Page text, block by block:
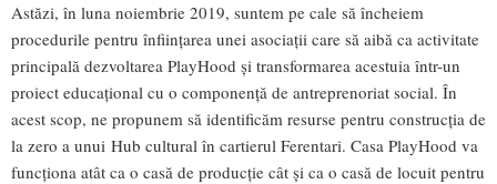
Astăzi, în luna noiembrie 2019, suntem pe cale să încheiem
procedurile pentru înființarea unei asociații care să aibă ca activitate
principală dezvoltarea PlayHood și transformarea acestuia într-un
proiect educațional cu o componență de antreprenoriat social. În
acest scop, ne propunem să identificăm resurse pentru construcția de
la zero a unui Hub cultural în cartierul Ferentari. Casa PlayHood va
funcționa atât ca o casă de producție cât și ca o casă de locuit pentru